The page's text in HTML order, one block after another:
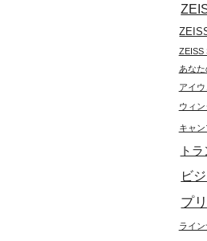
ZEISS
あな
アイウ
ウィ
キャン
ト
ビ
プ
ライ